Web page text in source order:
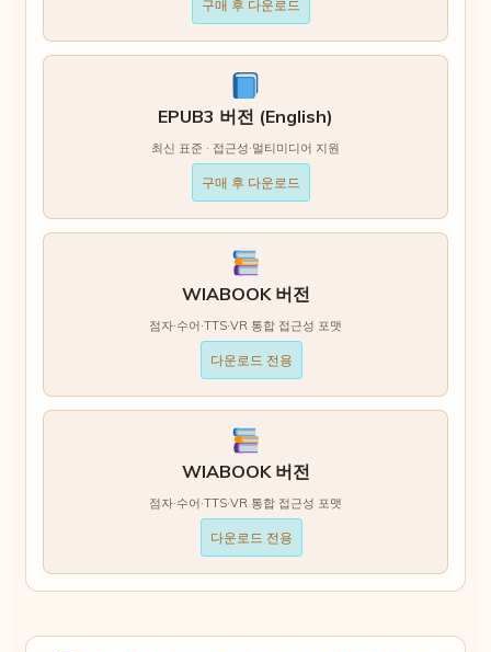
구매 후 다운로드
EPUB3 버전 (English)
최신 표준 · 접근성·멀티미디어 지원
구매 후 다운로드
WIABOOK 버전
점자·수어·TTS·VR 통합 접근성 포맷
다운로드 전용
WIABOOK 버전
점자·수어·TTS·VR 통합 접근성 포맷
다운로드 전용